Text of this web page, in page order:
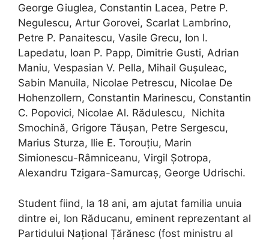
George Giuglea, Constantin Lacea, Petre P.
Negulescu, Artur Gorovei, Scarlat Lambrino,
Petre P. Panaitescu, Vasile Grecu, Ion I.
Lapedatu, Ioan P. Papp, Dimitrie Gusti, Adrian
Maniu, Vespasian V. Pella, Mihail Gușuleac,
Sabin Manuila, Nicolae Petrescu, Nicolae De
Hohenzollern, Constantin Marinescu, Constantin
C. Popovici, Nicolae Al. Rădulescu, Nichita
Smochină, Grigore Tăușan, Petre Sergescu,
Marius Sturza, Ilie E. Torouțiu, Marin
Simionescu-Râmniceanu, Virgil Șotropa,
Alexandru Tzigara-Samurcaș, George Udrischi.
Student fiind, la 18 ani, am ajutat familia unuia
dintre ei, Ion Răducanu, eminent reprezentant al
Partidului Național Țărănesc (fost ministru al